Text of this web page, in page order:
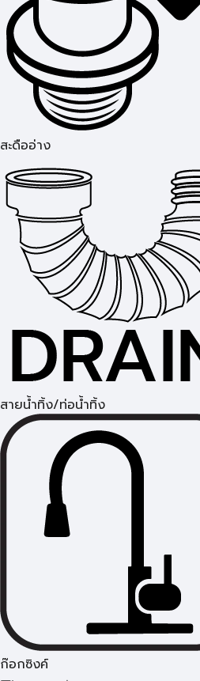
สะดืออ่าง
สายน้ำทิ้ง/ท่อน้ำทิ้ง
ก๊อกซิงค์